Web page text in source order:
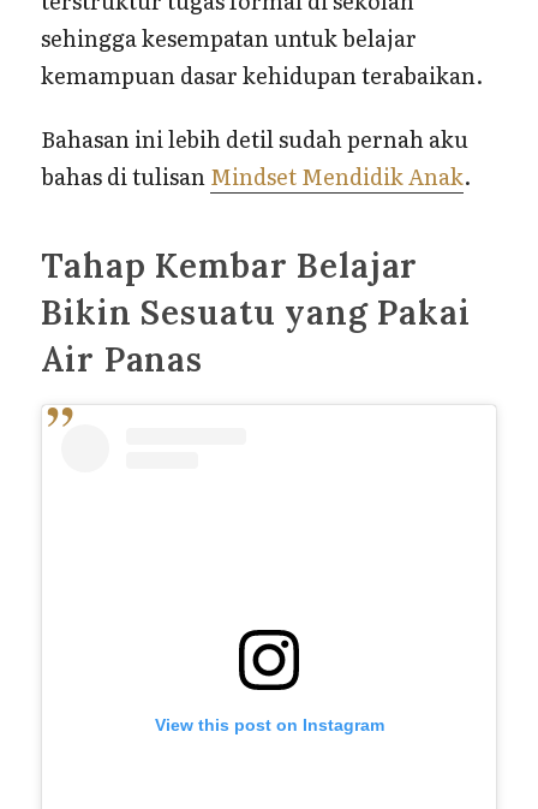
sehingga kesempatan untuk belajar
kemampuan dasar kehidupan terabaikan.
Bahasan ini lebih detil sudah pernah aku
bahas di tulisanMindset Mendidik Anak.
Tahap Kembar Belajar
Bikin Sesuatu yang Pakai
Air Panas
View this post on Instagram